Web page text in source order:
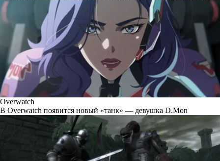
Overwatch
В Overwatch появится новый «танк» — девушка D.Mon